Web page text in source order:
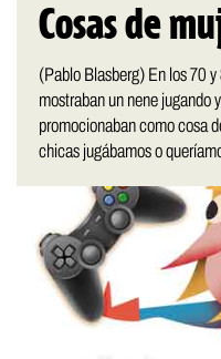
Cosas de
(Pablo Blasberg) En los 70
mostraban un nene jugando
promocionaban como cosa
chicas jugábamos o